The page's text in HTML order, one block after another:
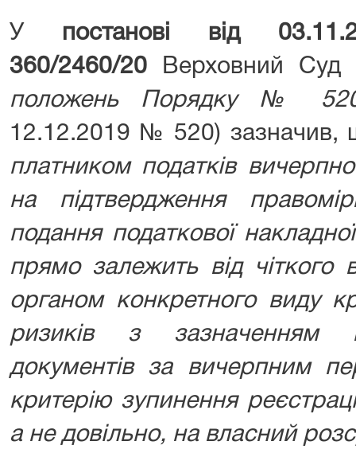
У
постанові від
360/2460/20 Верховний Суд
положень Порядку №
12.12.2019 № 520)
платником податків
на підтвердження
подання податкової
прямо залежить від чіткого
органом конкретного виду
ризиків з зазначенням
документів за вичерпним
критерію зупинення
а не довільно, на власний